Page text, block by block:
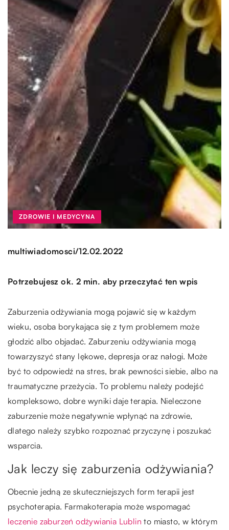
ZDROWIE I MEDYCYNA
multiwiadomosci/12.02.2022
Potrzebujesz ok. 2 min. aby przeczytać ten wpis
Zaburzenia odżywiania mogą pojawić się w każdym
wieku, osoba borykająca się z tym problemem może
głodzić albo objadać. Zaburzeniu odżywiania mogą
towarzyszyć stany lękowe, depresja oraz nałogi. Może
być to odpowiedź na stres, brak pewności siebie, albo na
traumatyczne przeżycia. To problemu należy podejść
kompleksowo, dobre wyniki daje terapia. Nieleczone
zaburzenie może negatywnie wpłynąć na zdrowie,
dlatego należy szybko rozpoznać przyczynę i poszukać
wsparcia.
Jak leczy się zaburzenia odżywiania?
Obecnie jedną ze skuteczniejszych form terapii jest
psychoterapia. Farmakoterapia może wspomagać
leczenie zaburzeń odżywiania Lublin to miasto, w którym